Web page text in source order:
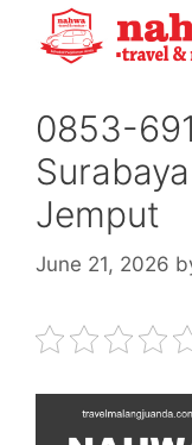
0853-
Jemput
June 21, 2026